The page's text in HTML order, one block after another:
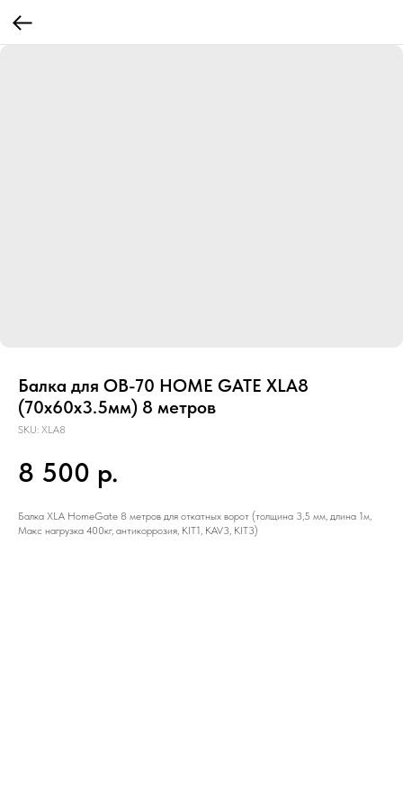
Балка для ОВ-70 HOME GATE XLA8
(70х60x3.5мм) 8 метров
SKU: XLA8
8 500 р.
Балка XLA HomeGate 8 метров для откатных ворот (толщина 3,5 мм, длина 1м,
Макс нагрузка 400кг, антикоррозия, KIT1, KAV3, KIT3)